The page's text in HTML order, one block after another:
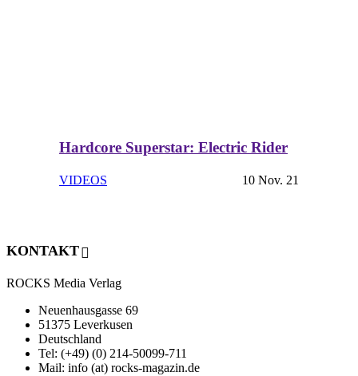
Hardcore Superstar: Electric Rider
VIDEOS 10 Nov. 21
KONTAKT
ROCKS Media Verlag
Neuenhausgasse 69
51375 Leverkusen
Deutschland
Tel: (+49) (0) 214-50099-711
Mail: info (at) rocks-magazin.de